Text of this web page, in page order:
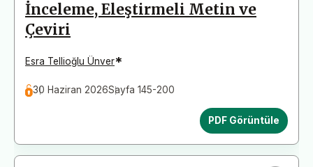
İnceleme, Eleştirmeli Metin ve
Çeviri
Esra Tellioğlu Ünver*
30 Haziran 2026Sayfa 145-200
PDF Görüntüle